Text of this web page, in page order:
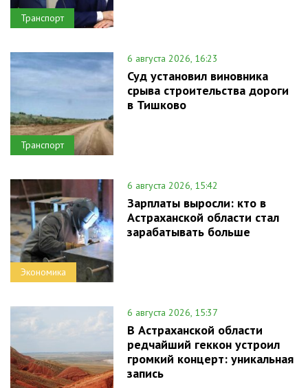
Транспорт
Транспорт
6 августа 2026, 16:23
Суд установил виновника
срыва строительства дороги
в Тишково
Экономика
6 августа 2026, 15:42
Зарплаты выросли: кто в
Астраханской области стал
зарабатывать больше
6 августа 2026, 15:37
В Астраханской области
редчайший геккон устроил
громкий концерт: уникальная
запись